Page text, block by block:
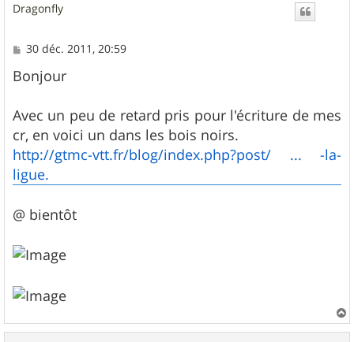
Dragonfly
M
s
s
g
e
30 déc. 2011, 20:59
Bonjour
Avec un peu de retard pris pour l'écriture de mes
cr, en voici un dans les bois noirs.
http://gtmc-vtt.fr/blog/index.php?post/ ... -la-
ligue.
@ bientôt
a